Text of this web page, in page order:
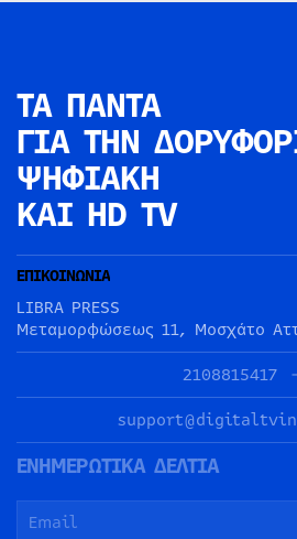
ΤΑ ΠΑΝΤΑ
ΓΙΑ ΤΗΝ
ΨΗΦΙΑΚΗ
ΚΑΙ HD TV
ΕΠΙΚΟΙΝΩΝΙΑ
LIBRA PRESS
Μεταμορφώσεως 11, Μοσχάτο
2108815417
ΕΝΗΜΕΡΩΤΙΚΑ ΔΕΛΤΙΑ